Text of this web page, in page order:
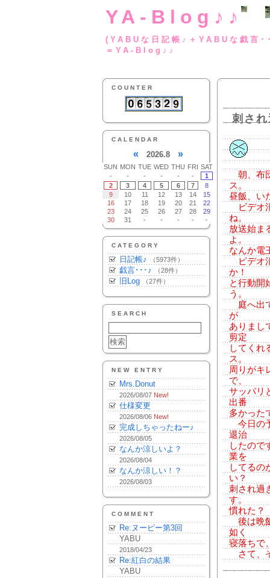
YA-Blog♪♪
(YABUな日記帳♪
＝YA-Blog♪♪
COUNTER
CALENDAR
« 2026.8 »
SUN MON TUE WED THU FRI SAT
-
- - - - -
1
2
3 4 5 6 7
8
9
10 11 12 13 14
15
16
17 18 19 20 21
22
23
24 25 26 27 28
29
30
31 - - - - -
CATEGORY
日記帳♪ （5973件）
戯言･･･♪ （28件）
旧Log （27件）
SEARCH
NEW ENTRY
Mrs.Donut
2026/08/07 New!
仕様変更
2026/08/06 New!
完成しちゃったねー♪
2026/08/05
なんか涼しいよ？
2026/08/04
なんか涼しい！？
2026/08/03
COMMENT
Re:ヌーピー第3回
YABU
2018/04/23
Re:紅白の結果
YABU
刺さ
朝、布
ス。
昼飯、い
ビデオ
ね。
放送始ま
よ。
なんか電
ビデオ
か！
と行動開
う。
庭へ出
が
ありまし
剪定
してくれ
ス。
周りがキ
で、
サッパリ
出番
多かった
今日の
退治
したので
業を
してるの
い？
刺され過
す。
慣れた？
後は晩
如く
寝落ちで
さて、